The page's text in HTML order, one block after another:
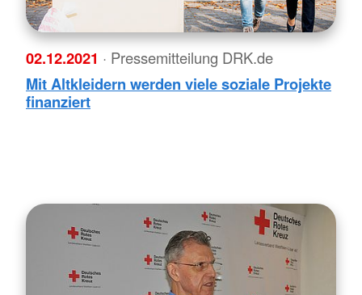
02.12.2021 · Pressemitteilung DRK.de
Mit Altkleidern werden viele soziale Projekte
finanziert